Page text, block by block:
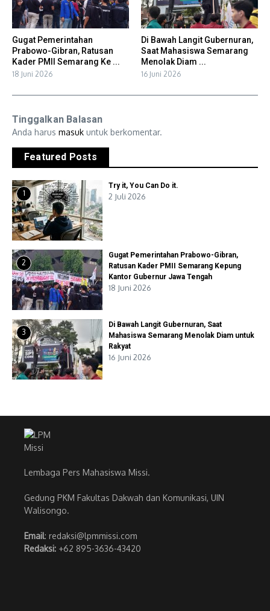
Gugat Pemerintahan
Prabowo-Gibran, Ratusan
Kader PMII Semarang Ke ...
18 Juni 2026
Di Bawah Langit Gubernuran,
Saat Mahasiswa Semarang
Menolak Diam ...
16 Juni 2026
Tinggalkan Balasan
Anda harus masuk untuk berkomentar.
Featured Posts
1
Try it, You Can Do it.
2 Juli 2026
2
Gugat Pemerintahan Prabowo-Gibran,
Ratusan Kader PMII Semarang Kepung
Kantor Gubernur Jawa Tengah
18 Juni 2026
3
Di Bawah Langit Gubernuran, Saat
Mahasiswa Semarang Menolak Diam untuk
Rakyat
16 Juni 2026
Lembaga Pers Mahasiswa Missi.
Gedung PKM Fakultas Dakwah dan Komunikasi, UIN
Walisongo.
Email: redaksi@lpmmissi.com
Redaksi: +62 895-3636-43420